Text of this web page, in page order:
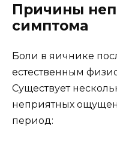
Причины
симптома
Боли в яичнике
естественным
Существует
неприятных
период: